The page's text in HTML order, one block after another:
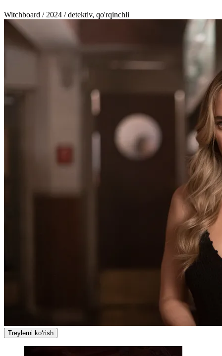
Witchboard / 2024 / detektiv, qo'rqinchli
Treylerni ko‘rish